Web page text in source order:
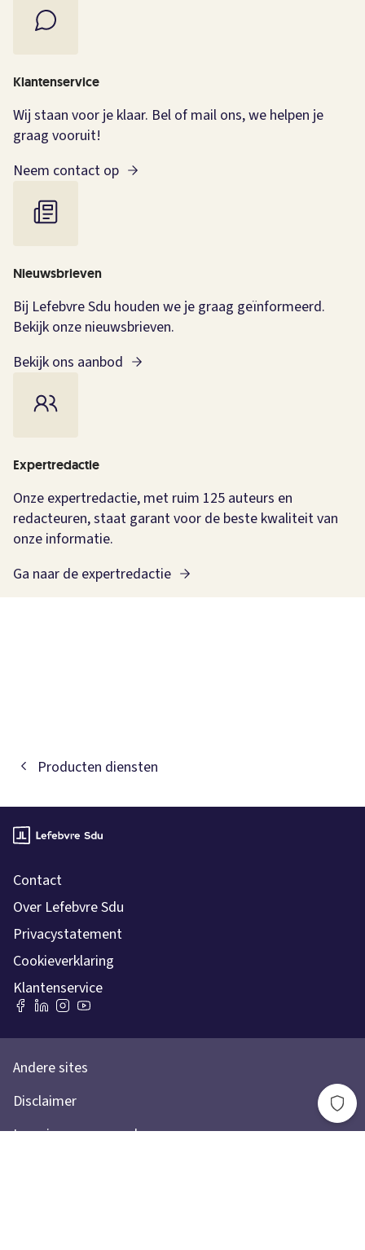
Klantenservice
Wij staan voor je klaar. Bel of mail ons, we helpen je
graag vooruit!
Neem contact op
Nieuwsbrieven
Bij Lefebvre Sdu houden we je graag geïnformeerd.
Bekijk onze nieuwsbrieven.
Bekijk ons aanbod
Expertredactie
Onze expertredactie, met ruim 125 auteurs en
redacteuren, staat garant voor de beste kwaliteit van
onze informatie.
Ga naar de expertredactie
Producten diensten
Contact
Over Lefebvre Sdu
Privacystatement
Cookieverklaring
Klantenservice
Andere sites
Disclaimer
Leveringsvoorwaarden